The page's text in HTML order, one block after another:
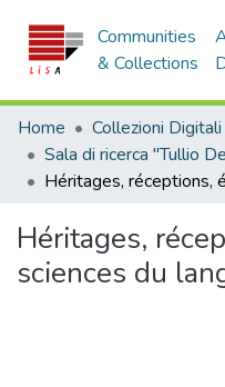
Communities
& Collections
Home
Héritages,
sciences du